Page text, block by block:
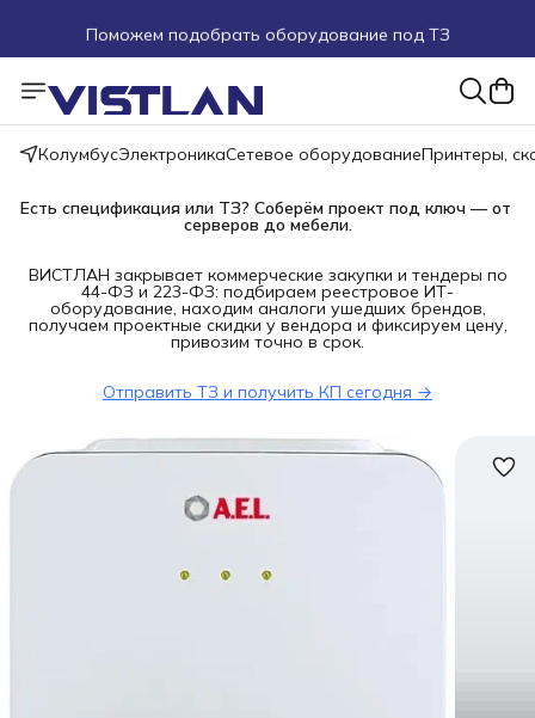
Поможем подобрать оборудование под ТЗ
Пуско-наладочные работы
Пришлите запрос на e-mail или в чат
Более 100 000 позиций в наличии и под заказ
КолумбусЭлектроникаСетевое оборудованиеПринтеры,
Есть спецификация или ТЗ? Соберём проект под ключ — от
серверов до мебели.
ВИСТЛАН закрывает коммерческие закупки и тендеры по
44-ФЗ и 223-ФЗ: подбираем реестровое ИТ-
оборудование, находим аналоги ушедших брендов,
получаем проектные скидки у вендора и фиксируем цену,
привозим точно в срок.
Отправить ТЗ и получить КП сегодня →